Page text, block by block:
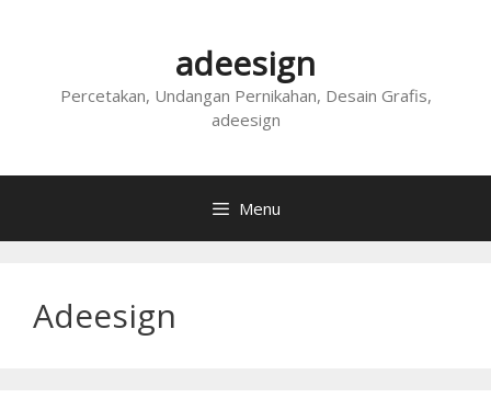
adeesign
Percetakan, Undangan Pernikahan, Desain Grafis,
adeesign
Menu
Adeesign